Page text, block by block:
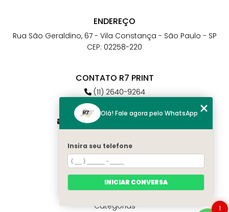
ENDEREÇO
Rua São Geraldino, 67 - Vila Constança - São Paulo - SP
CEP: 02258-220
CONTATO R7 PRINT
(11) 2640-9264
(11) 98784-6664
atendimento@r7print.com.br
MENU
Home
Quem somos
Contato
Categorias
1
Olá! Fale agora pelo WhatsApp
Insira seu telefone
INICIAR CONVERSA